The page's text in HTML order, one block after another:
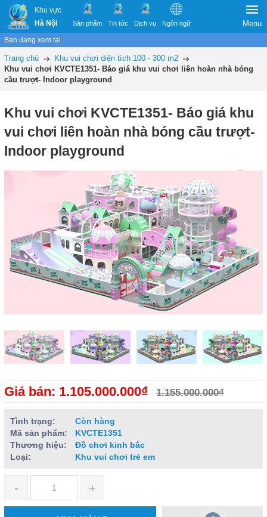
Khu vực
Hà Nội
Sản phẩm Tin tức Dịch vụ Ngôn ngữ Menu
Bạn đang xem tại
Trang chủ
Khu vui chơi diện tích 100 - 300 m2
Khu vui chơi KVCTE1351- Báo giá khu vui chơi liên hoàn nhà bóng
cầu trượt- Indoor playground
Khu vui chơi KVCTE1351- Báo giá khu
vui chơi liên hoàn nhà bóng cầu trượt-
Indoor playground
Giá bán: 1.105.000.000₫ 1.155.000.000₫
Tình trạng:
Còn hàng
Mã sản phẩm:
KVCTE1351
Thương hiệu:
Đồ chơi kinh bắc
Loại:
Khu vui chơi trẻ em
- +